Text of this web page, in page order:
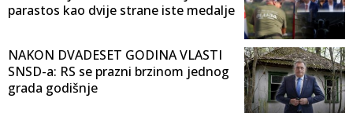
parastos kao dvije strane iste medalje
NAKON DVADESET GODINA VLASTI
SNSD-a: RS se prazni brzinom jednog
grada godišnje